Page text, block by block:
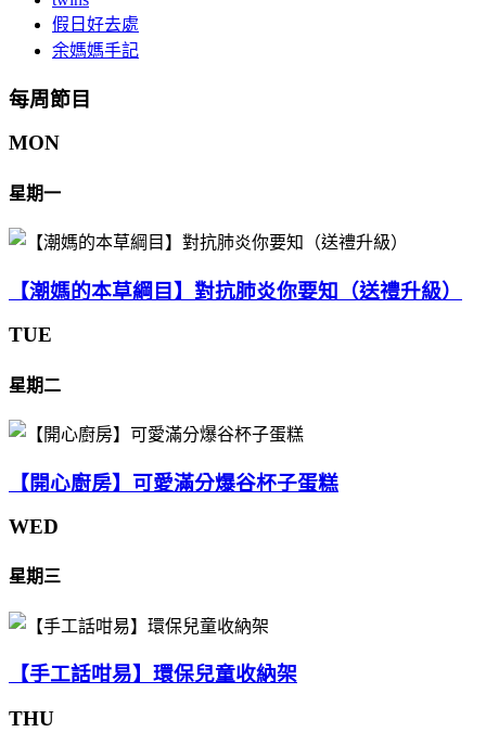
假日好去處
余媽媽手記
每周節目
MON
星期一
【潮媽的本草綱目】對抗肺炎你要知（送禮升級）
TUE
星期二
【開心廚房】可愛滿分爆谷杯子蛋糕
WED
星期三
【手工話咁易】環保兒童收納架
THU